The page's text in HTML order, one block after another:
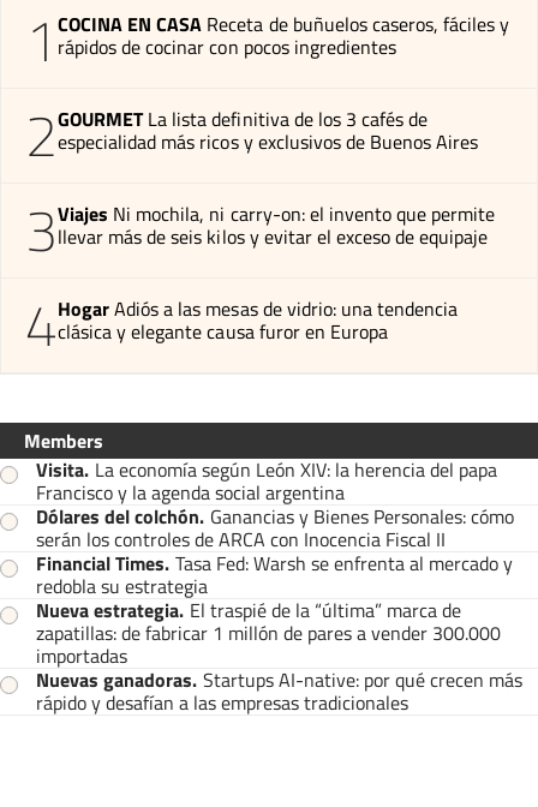
1 COCINA EN CASA Receta de buñuelos caseros, fáciles y
rápidos de cocinar con pocos ingredientes
2GOURMET La lista definitiva de los 3 cafés de
especialidad más ricos y exclusivos de Buenos Aires
3Viajes Ni mochila, ni carry-on: el invento que permite
llevar más de seis kilos y evitar el exceso de equipaje
4HogarAdiós a las mesas de vidrio: una tendencia
clásica y elegante causa furor en Europa
Members
Visita. La economía según León XIV: la herencia del papa
Francisco y la agenda social argentina
Dólares del colchón. Ganancias y Bienes Personales: cómo
serán los controles de ARCA con Inocencia Fiscal II
Financial Times. Tasa Fed: Warsh se enfrenta al mercado y
redobla su estrategia
Nueva estrategia. El traspié de la “última” marca de
zapatillas: de fabricar 1 millón de pares a vender 300.000
importadas
Nuevas ganadoras. Startups AI-native: por qué crecen más
rápido y desafían a las empresas tradicionales